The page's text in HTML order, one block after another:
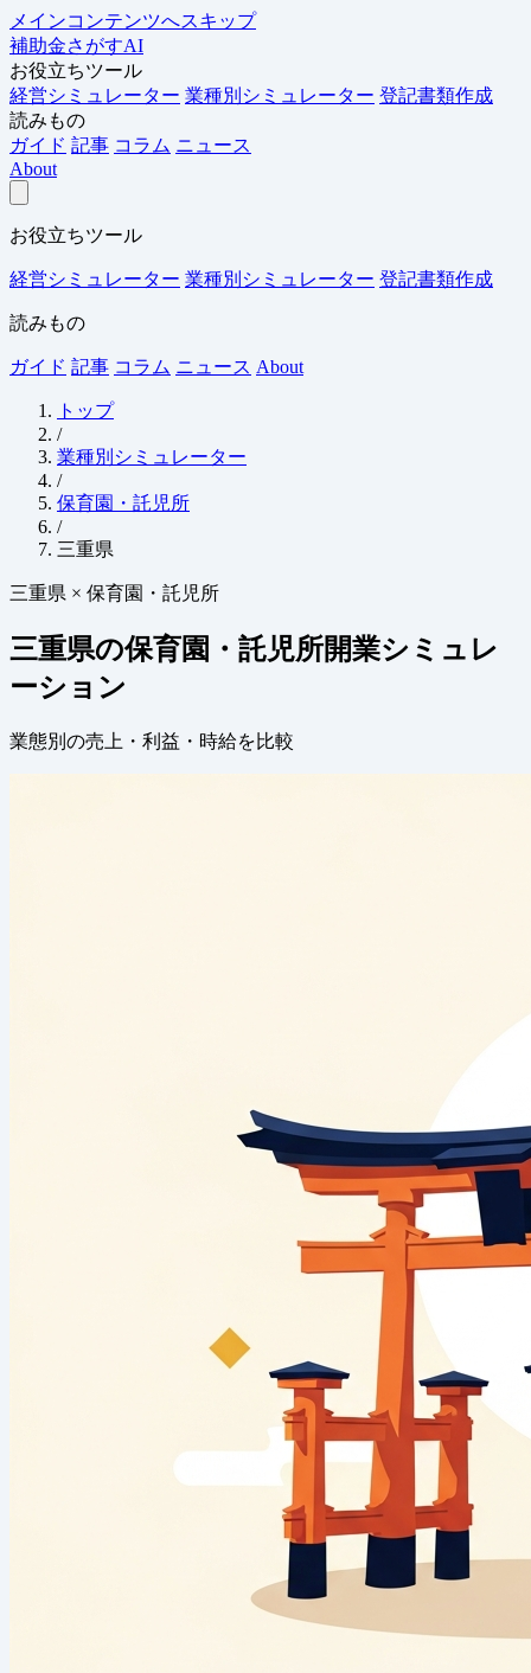
メインコンテンツへスキップ
補助金さがすAI
お役立ちツール
経営シミュレーター 業種別シミュレーター 登記書類作成
読みもの
ガイド 記事 コラム ニュース
About
お役立ちツール
経営シミュレーター 業種別シミュレーター 登記書類作成
読みもの
ガイド 記事 コラム ニュース About
トップ
/
業種別シミュレーター
/
保育園・託児所
/
三重県
三重県 × 保育園・託児所
三重県の保育園・託児所開業シミュレ
ーション
業態別の売上・利益・時給を比較